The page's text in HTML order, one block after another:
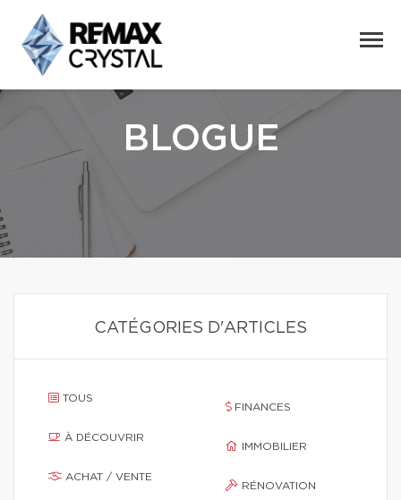
BLOGUE
CATÉGORIES D'ARTICLES
TOUS
À DÉCOUVRIR
ACHAT / VENTE
FINANCES
IMMOBILIER
RÉNOVATION